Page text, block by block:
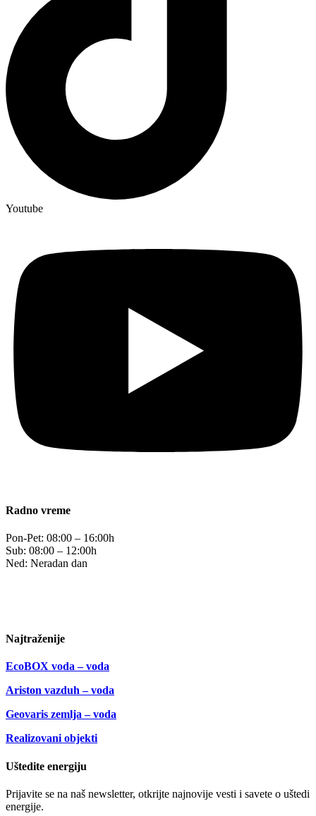
Youtube
Radno vreme
Pon-Pet: 08:00 – 16:00h
Sub: 08:00 – 12:00h
Ned: Neradan dan
Najtraženije
EcoBOX voda – voda
Ariston vazduh – voda
Geovaris zemlja – voda
Realizovani objekti
Uštedite energiju
Prijavite se na naš newsletter, otkrijte najnovije vesti i savete o uštedi
energije.